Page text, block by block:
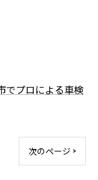
でプロによる車検
次のページ >